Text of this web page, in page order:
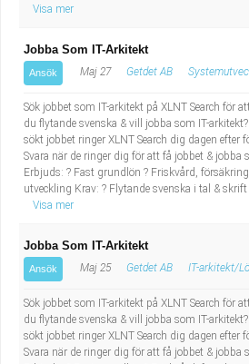
Visa mer
Jobba Som IT-Arkitekt
Ansök Maj 27 Getdet AB
Sök jobbet som IT-arkitekt på XLNT Search för
du flytande svenska & vill jobba som IT-
sökt jobbet ringer XLNT Search dig dagen efter
Svara när de ringer dig för att få jobbet & jobba
Erbjuds: ? Fast grundlön ? Friskvård,
utveckling Krav: ? Flytande svenska i tal & skrift
Visa mer
Jobba Som IT-Arkitekt
Ansök Maj 25 Getdet AB IT-arkitekt/
Sök jobbet som IT-arkitekt på XLNT Search för
du flytande svenska & vill jobba som IT-
sökt jobbet ringer XLNT Search dig dagen efter
Svara när de ringer dig för att få jobbet & jobba